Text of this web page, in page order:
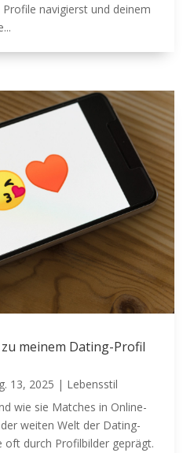
navigierst und deinem
meinem Dating-Profil
13, 2025 | Lebensstil
wie sie Matches in Online-
weiten Welt der Dating-
oft durch Profilbilder geprägt.